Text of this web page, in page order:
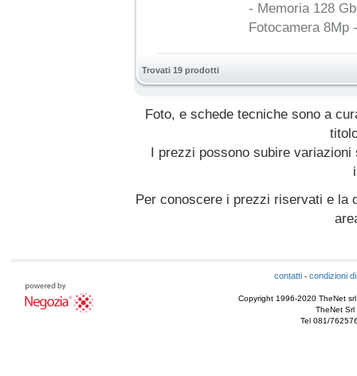
- Memoria 128
Fotocamera 8Mp
Trovati 19 prodotti
Foto, e schede tecniche sono a
I prezzi possono subire
Per conoscere i prezzi riservati e la
contatti- condizioni
Copyright 1996-2020 TheNet
TheNet Srl
Tel 081/